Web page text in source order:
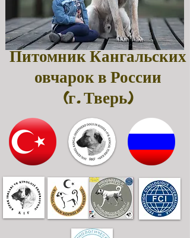
Питомник Кангальских
овчарок в России
(г. Тверь)